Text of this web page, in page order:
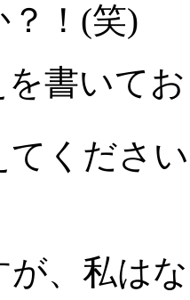
！(笑)
書いて
てくださ
が、私は